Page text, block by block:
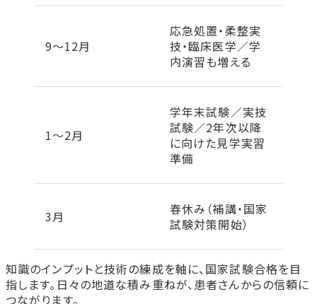
9〜12月
応急処置・柔整実
技・臨床医学／学
内演習も増える
1〜2月
学年末試験／実技
試験／2年次以降
に向けた見学実習
準備
3月
春休み（補講・国家
試験対策開始）
知識のインプットと技術の練成を軸に、国家試験合格を目
指します。日々の地道な積み重ねが、患者さんからの信頼に
つながります。